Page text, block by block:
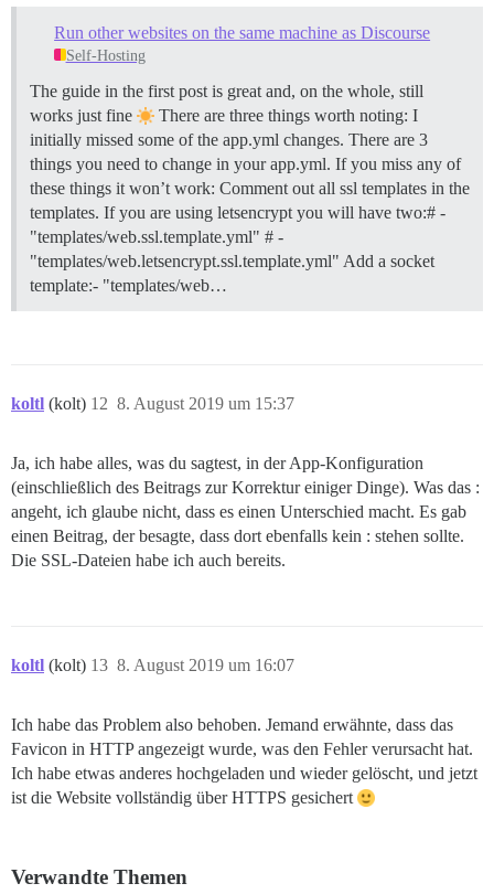
Run other websites on the same machine as Discourse
Self-Hosting
The guide in the first post is great and, on the whole, still
works just fine
There are three things worth noting: I
initially missed some of the app.yml changes. There are 3
things you need to change in your app.yml. If you miss any of
these things it won’t work: Comment out all ssl templates in the
templates. If you are using letsencrypt you will have two:# -
"templates/web.ssl.template.yml" # -
"templates/web.letsencrypt.ssl.template.yml" Add a socket
template:- "templates/web…
koltl (kolt) 8. August 2019 um 15:37
12
Ja, ich habe alles, was du sagtest, in der App-Konfiguration
(einschließlich des Beitrags zur Korrektur einiger Dinge). Was das :
angeht, ich glaube nicht, dass es einen Unterschied macht. Es gab
einen Beitrag, der besagte, dass dort ebenfalls kein : stehen sollte.
Die SSL-Dateien habe ich auch bereits.
koltl (kolt) 8. August 2019 um 16:07
13
Ich habe das Problem also behoben. Jemand erwähnte, dass das
Favicon in HTTP angezeigt wurde, was den Fehler verursacht hat.
Ich habe etwas anderes hochgeladen und wieder gelöscht, und jetzt
ist die Website vollständig über HTTPS gesichert
Verwandte Themen